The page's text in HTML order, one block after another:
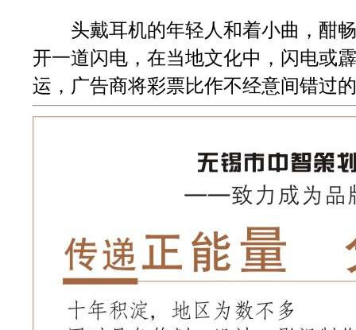
头戴耳机的年轻人和着小曲，酣畅
开一道闪电，在当地文化中，闪电或
运，广告商将彩票比作不经意间错过